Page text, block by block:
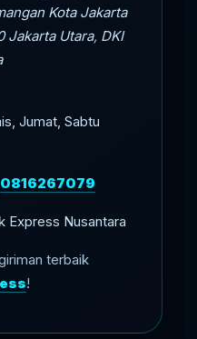
Kota Jakarta
Jakarta Utara, DKI
Jumat, Sabtu
0816267079
Express Nusantara
terbaik
!